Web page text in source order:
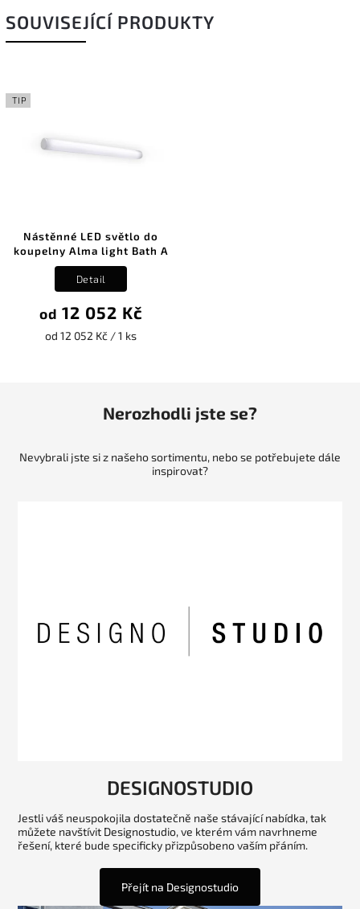
SOUVISEJÍCÍ PRODUKTY
TIP
Nástěnné LED světlo do
koupelny Alma light Bath A
od 12 052 Kč
od 12 052 Kč / 1 ks
Detail
Nerozhodli jste se?
Nevybrali jste si z našeho sortimentu, nebo se potřebujete dále
inspirovat?
DESIGNOSTUDIO
Jestli váš neuspokojila dostatečně naše stávající nabídka, tak
můžete navštívit Designostudio, ve kterém vám navrhneme
řešení, které bude specificky přizpůsobeno vaším přáním.
Přejít na Designostudio